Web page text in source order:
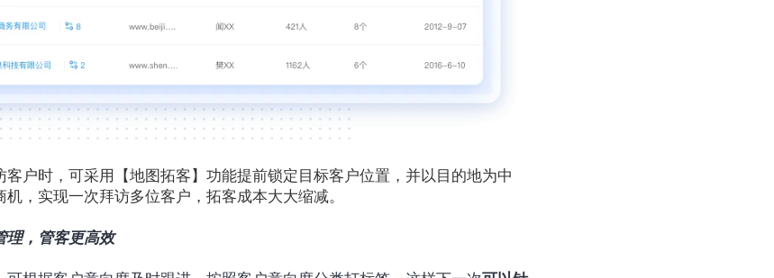
户时，可采用【地图拓客】功能提前锁定目标客户位置，并以目的地为中
，实现一次拜访多位客户，拓客成本大大缩减。
理，管客更高效